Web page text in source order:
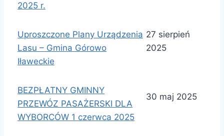
2025 r.
Uproszczone Plany Urządzenia
Lasu – Gmina Górowo
Iławeckie
27 sierpień
2025
BEZPŁATNY GMINNY
PRZEWÓZ PASAŻERSKI DLA
WYBORCÓW 1 czerwca 2025
30 maj 2025